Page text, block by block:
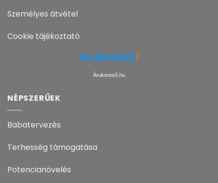
Személyes átvétel
Cookie tájékoztató
Árukereső.hu
NÉPSZERŰEK
Babatervezés
Terhesség támogatása
Potencianövelés